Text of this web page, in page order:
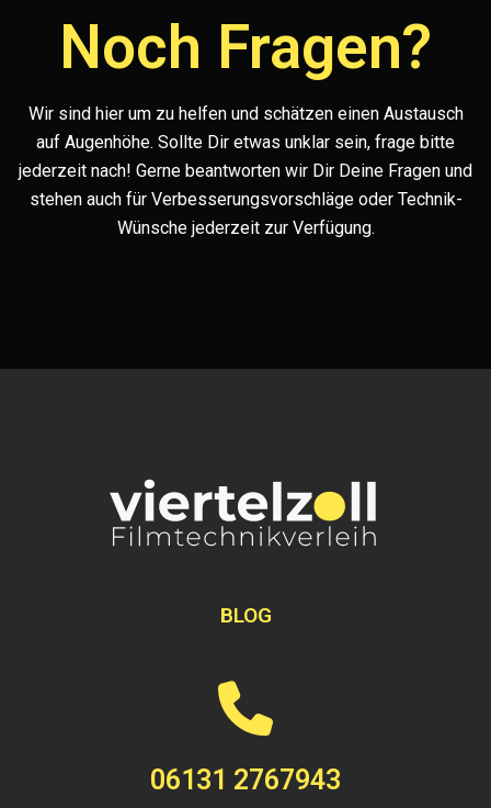
Noch Fragen?
Wir sind hier um zu helfen und schätzen einen Austausch
auf Augenhöhe. Sollte Dir etwas unklar sein, frage bitte
jederzeit nach! Gerne beantworten wir Dir Deine Fragen und
stehen auch für Verbesserungsvorschläge oder Technik-
Wünsche jederzeit zur Verfügung.
BLOG
06131 2767943